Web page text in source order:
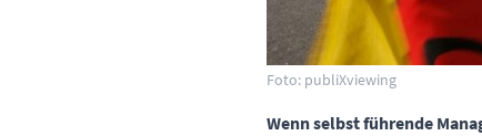
Foto: publiXviewing
Wenn selbst führende